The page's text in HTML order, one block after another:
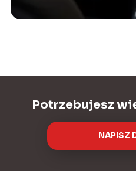
Potrzebujesz
NAPISZ